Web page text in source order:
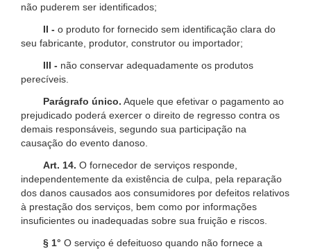
não puderem ser identificados;
II - o produto for fornecido sem identificação clara do
seu fabricante, produtor, construtor ou importador;
III - não conservar adequadamente os produtos
perecíveis.
Parágrafo único. Aquele que efetivar o pagamento ao
prejudicado poderá exercer o direito de regresso contra os
demais responsáveis, segundo sua participação na
causação do evento danoso.
Art. 14. O fornecedor de serviços responde,
independentemente da existência de culpa, pela reparação
dos danos causados aos consumidores por defeitos relativos
à prestação dos serviços, bem como por informações
insuficientes ou inadequadas sobre sua fruição e riscos.
§ 1° O serviço é defeituoso quando não fornece a